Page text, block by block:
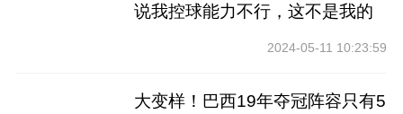
说我控球能力不行，这不是我的
2024-05-11 10:23:59
大变样！巴西19年夺冠阵容只有5